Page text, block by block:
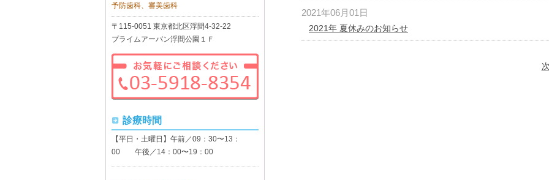
2021年06月01日
2021年 夏休みのお知らせ
予防歯科、審美歯科
〒115-0051 東京都北区浮間4-32-22
プライムアーバン浮間公園１Ｆ
診療時間
【平日・土曜日】午前／09：30〜13：
00 午後／14：00〜19：00